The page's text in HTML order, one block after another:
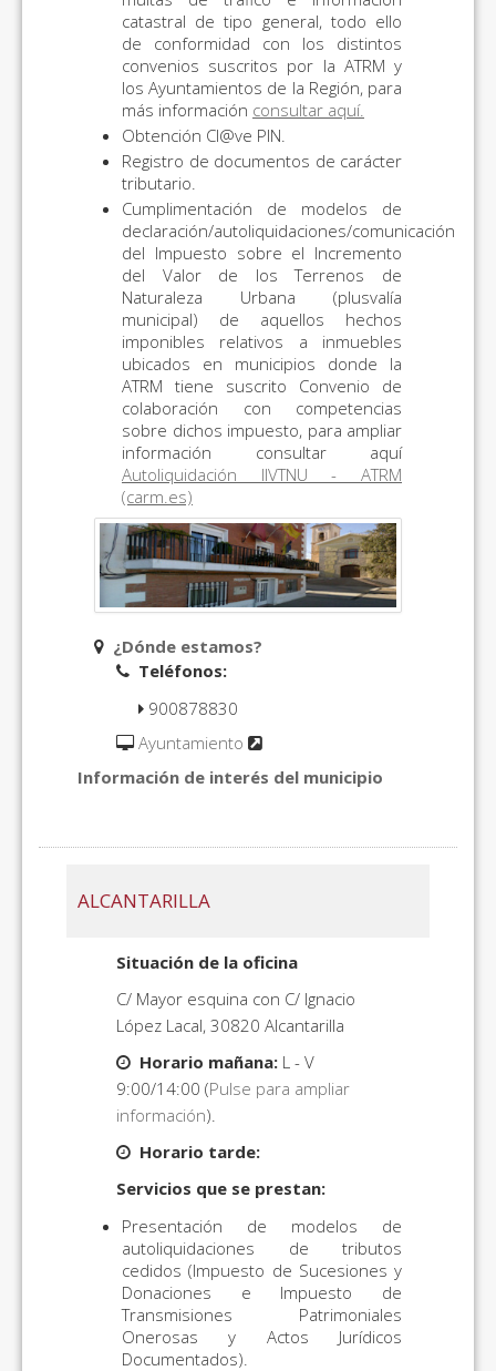
catastral de tipo general, todo ello
de conformidad con los distintos
convenios suscritos por la ATRM y
los Ayuntamientos de la Región, para
más información consultar aquí.
Obtención Cl@ve PIN.
Registro de documentos de carácter
tributario.
Cumplimentación de modelos de
declaración/autoliquidaciones/comunicación
del Impuesto sobre el Incremento
del Valor de los Terrenos de
Naturaleza Urbana (plusvalía
municipal) de aquellos hechos
imponibles relativos a inmuebles
ubicados en municipios donde la
ATRM tiene suscrito Convenio de
colaboración con competencias
sobre dichos impuesto, para ampliar
información consultar aquí
Autoliquidación IIVTNU - ATRM
(carm.es)
¿Dónde estamos?
Teléfonos:
900878830
Ayuntamiento
Información de interés del municipio
ALCANTARILLA
Situación de la oficina
C/ Mayor esquina con C/ Ignacio
López Lacal, 30820 Alcantarilla
Horario mañana: L - V
9:00/14:00 (Pulse para ampliar
información).
Horario tarde:
Servicios que se prestan:
Presentación de modelos de
autoliquidaciones de tributos
cedidos (Impuesto de Sucesiones y
Donaciones e Impuesto de
Transmisiones Patrimoniales
Onerosas y Actos Jurídicos
Documentados).